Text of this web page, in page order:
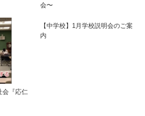
会〜
会『応仁
【中学校】1月学校説明会のご案
内